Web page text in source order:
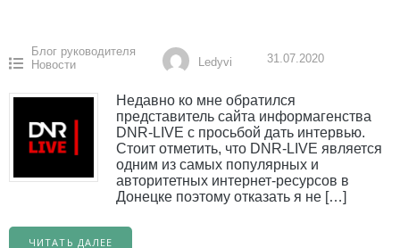
Блог руководителя
Новости
Ledyvi 31.07.2020
Недавно ко мне обратился
представитель сайта информагенства
DNR-LIVE с просьбой дать интервью.
Стоит отметить, что DNR-LIVE является
одним из самых популярных и
авторитетных интернет-ресурсов в
Донецке поэтому отказать я не […]
ЧИТАТЬ ДАЛЕЕ